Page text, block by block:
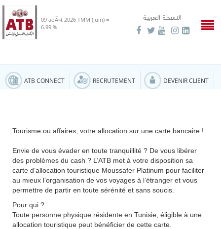
النسخة العربية 09 aoÃ»t 2026 TMM (juin) =
6.99 %
ATB CONNECT RECRUTEMENT DEVENIR CLIENT
Tourisme ou affaires, votre allocation sur une carte bancaire !
Envie de vous évader en toute tranquillité ? De vous libérer
des problèmes du cash ? L’ATB met à votre disposition sa
carte d’allocation touristique Moussafer Platinum pour faciliter
au mieux l’organisation de vos voyages à l’étranger et vous
permettre de partir en toute sérénité et sans soucis.
Pour qui ?
Toute personne physique résidente en Tunisie, éligible à une
allocation touristique peut bénéficier de cette carte.